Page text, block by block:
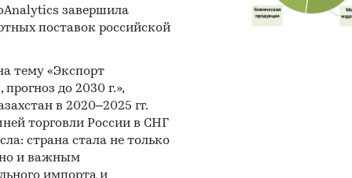
завершила
поставок российской
тему «Экспорт
до 2030 г.»,
в 2020–2025 гг.
торговли России в СНГ
страна стала не только
и важным